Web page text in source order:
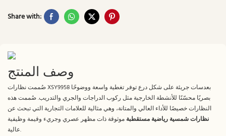
Share with:
وصف المنتج
صُممت نظارات XSY9958 بعدسات جريئة على شكل درع توفر تغطية واسعة ووضوحًا
بصريًا محسّنًا للأنشطة الخارجية مثل ركوب الدراجات والجري والتدريب. صُممت هذه
النظارات خصيصًا للأداء العالي والمتانة، وهي مثالية للعلامات التجارية التي تبحث عن
نظارات شمسية رياضية مستقطبة موثوقة ذات مظهر عصري وجريء وقيمة وظيفية
عالية.